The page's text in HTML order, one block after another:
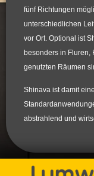
fünf Richtungen
unterschiedlichen
vor Ort. Optional ist
besonders in Fluren,
genutzten Räumen
Shinava ist damit
abstrahlend und